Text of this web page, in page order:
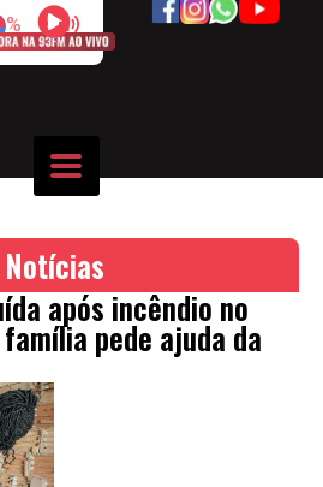
Notícias
após incêndio no
pede ajuda da